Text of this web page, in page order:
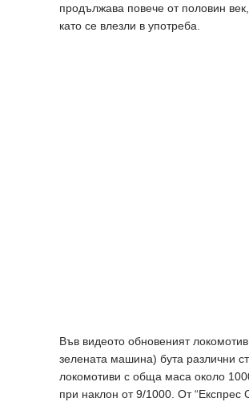
продължава повече от половин
като се влезли в употреба.
Във видеото обновеният
зелената машина) бута различни
локомотиви с обща маса около
при наклон от 9/1000. От “Експрес